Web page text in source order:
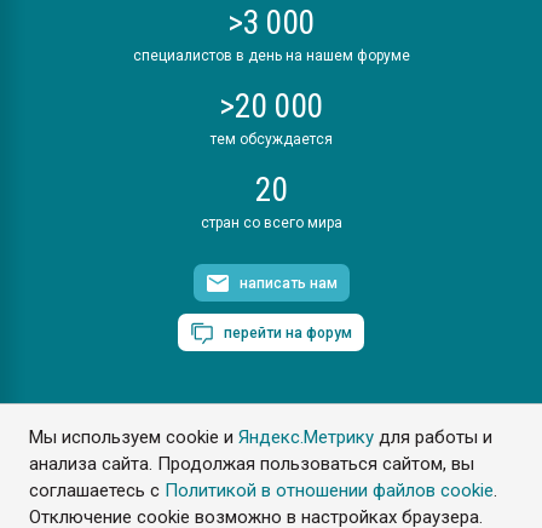
Мы используем cookie иЯндекс.Метрику для работы и
анализа сайта. Продолжая пользоваться сайтом, вы
соглашаетесь с Политикой в отношении файлов cookie.
Отключение cookie возможно в настройках браузера.
>3 000
специалистов в день на нашем форуме
>20 000
тем обсуждается
20
стран со всего мира
написать нам
перейти на форум
ПластЭксперт © 2006. Все права защищены
Разрешается копирование материалов сайта с обязательной
ссылкой на www.e-plastic.ru
Разработка сайта